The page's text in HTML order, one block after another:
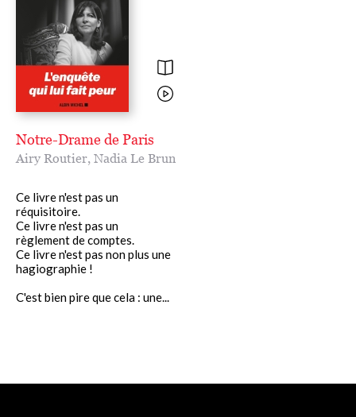
Notre-Drame de Paris
Airy Routier, Nadia Le Brun
Ce livre n'est pas un
réquisitoire.
Ce livre n'est pas un
règlement de comptes.
Ce livre n'est pas non plus une
hagiographie !
C'est bien pire que cela : une...